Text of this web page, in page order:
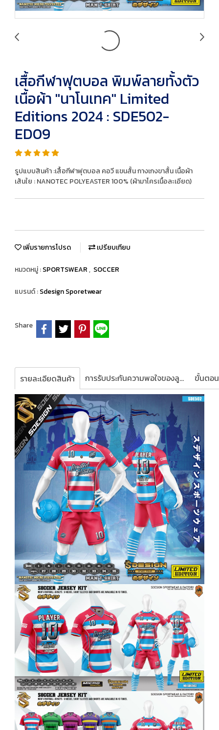
เสื้อกีฬาฟุตบอล พิมพ์ลายทั้งตัว
เนื้อผ้า "นาโนเทค" Limited
Editions 2024 : SDE502-
ED09
รูปแบบสินค้า :เสื้อกีฬาฟุตบอล คอวี แขนสั้น กางเกงขาสั้น เนื้อผ้า
เส้นใย : NANOTEC POLYEASTER 100% (ผ้ามาโครเนื้อละเอียด)
เพิ่มรายการโปรด เปรียบเทียบ
หมวดหมู่ :SPORTSWEAR, SOCCER
แบรนด์ :Sdesign Sporetwear
Share
รายละเอียดสินค้า การรับประกันความพอใจของลูกค้า